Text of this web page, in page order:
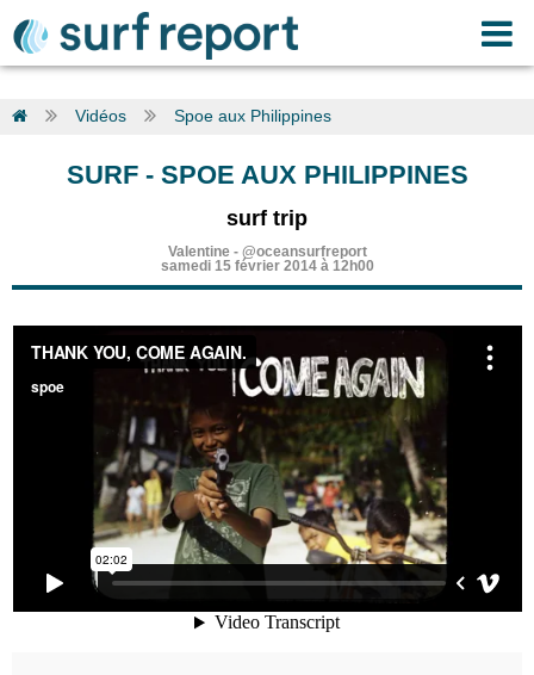
Vidéos Spoe aux Philippines
SURF- SPOE AUX PHILIPPINES
surf trip
Valentine- @oceansurfreport
samedi 15 février 2014 à 12h00